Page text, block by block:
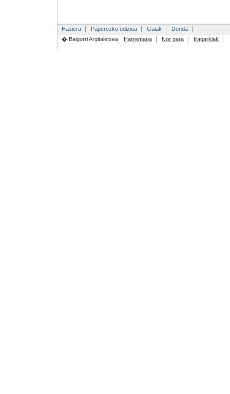
Hasiera Paperezko edizioa Gaiak
Denda
� Baigorri Argitaletxea
Harremana Nor gara Iragarkiak